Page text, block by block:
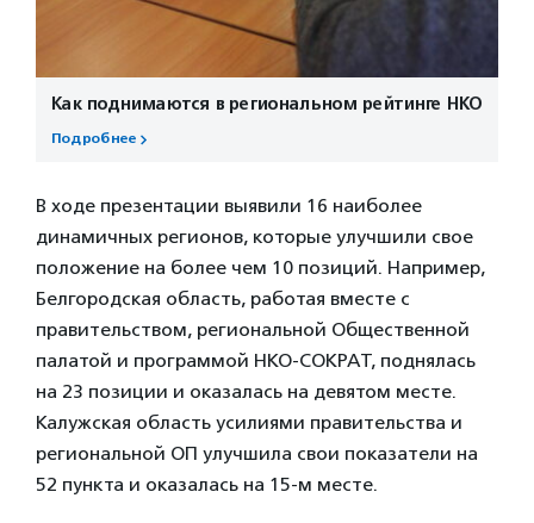
Как поднимаются в региональном рейтинге НКО
Подробнее
В ходе презентации выявили 16 наиболее
динамичных регионов, которые улучшили свое
положение на более чем 10 позиций. Например,
Белгородская область, работая вместе с
правительством, региональной Общественной
палатой и программой НКО-СОКРАТ, поднялась
на 23 позиции и оказалась на девятом месте.
Калужская область усилиями правительства и
региональной ОП улучшила свои показатели на
52 пункта и оказалась на 15-м месте.